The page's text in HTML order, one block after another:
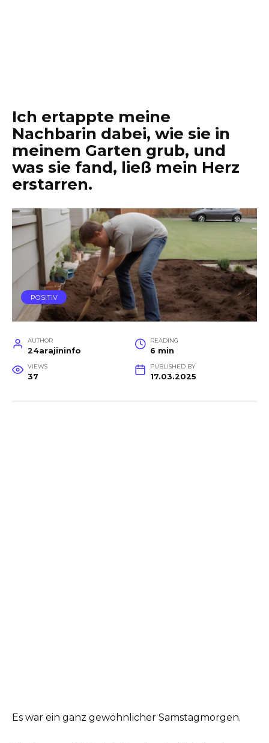
Ich ertappte meine
Nachbarin dabei, wie sie in
meinem Garten grub, und
was sie fand, ließ mein Herz
erstarren.
POSITIV
AUTHOR
24arajininfo
READING
6 min
VIEWS
37
PUBLISHED BY
17.03.2025
Es war ein ganz gewöhnlicher Samstagmorgen.